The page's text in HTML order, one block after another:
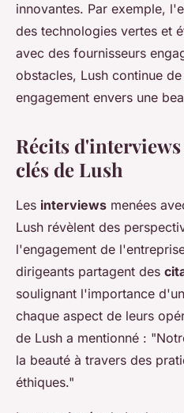
innovantes. Par exemple,
des technologies vertes et
avec des fournisseurs
obstacles, Lush continue
engagement envers une
Récits d'interviews
clés de Lush
Les interviews menées
Lush révèlent des
l'engagement de
dirigeants partagent des
soulignant l'importance
chaque aspect de leurs
de Lush a mentionné :
la beauté à travers des
éthiques."